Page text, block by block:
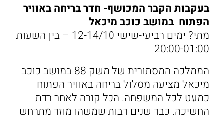
בעקבות הקבר המכושף- חדר בריחה באוויר
הפתוח במושב כוכב מיכאל
מתי? ימים רביעי-שישי 12-14/10 – בין השעות
20:00-01:00
הממלכה המסתורית של משק 88 במושב כוכב
מיכאל מציעה מסלול בריחה באוויר הפתוח
כמעט לכל המשפחה. הכל קורה לאחר רדת
החשיכה. כבר שנים רבות שמשהו מוזר מתרחש